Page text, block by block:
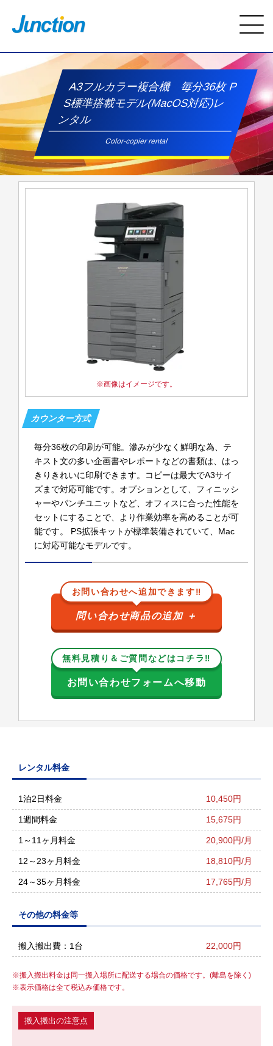
A3フルカラー複合機 毎分36枚 P
S標準搭載モデル(MacOS対応)レ
ンタル
Color-copier rental
画像はイメージです。
毎分36枚の印刷が可能。滲みが少なく鮮明な為、テ
キスト文の多い企画書やレポートなどの書類は、はっ
きりきれいに印刷できます。コピーは最大でA3サイ
ズまで対応可能です。オプションとして、フィニッシ
ャーやパンチユニットなど、オフィスに合った性能を
セットにすることで、より作業効率を高めることが可
能です。 PS拡張キットが標準装備されていて、Mac
に対応可能なモデルです。
お問い合わせへ追加できます‼
問い合わせ商品の追加 ＋
無料見積り＆ご質問などはコチラ‼
お問い合わせフォームへ移動
レンタル料金
1泊2日料金 10,450円
1週間料金 15,675円
1～11ヶ月料金 20,900円/月
12～23ヶ月料金 18,810円/月
24～35ヶ月料金 17,765円/月
その他の料金等
搬入搬出費：1台 22,000円
搬入搬出料金は同一搬入場所に配送する場合の価格です。(離島を除く)
表示価格は全て税込み価格です。
搬入搬出の注意点